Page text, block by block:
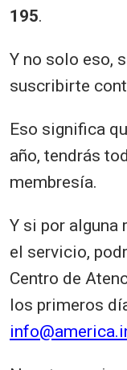
195.
Y no solo eso,
suscribirte
Eso significa
año, tendrás
membresía.
Y si por alguna
el servicio,
Centro de
los primeros